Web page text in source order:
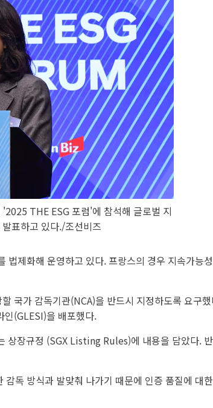
THE ESG 포럼'에 참석해 글로벌 지
표하고 있다./조선비즈
제화해 운영하고 있다. 프랑스의 경우 지속가능
국가 감독기관(NCA)을 반드시 지정하도록 요구
인(GLESI)을 배포했다.
상장규정 (SGX Listing Rules)에 내용을 담았다.
독 방식과 발맞춰 나가기 때문에 인증 품질에 대